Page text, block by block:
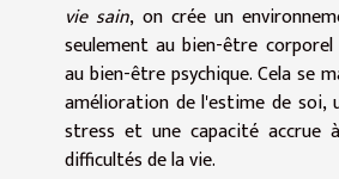
vie sain, on crée un
seulement au bien-être
au bien-être psychique. Cela se
amélioration de l'estime de soi,
stress et une capacité accrue
difficultés de la vie.